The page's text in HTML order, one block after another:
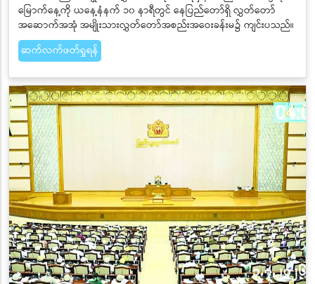
မြောက်နေ့ကို ယနေ့နံနက် ၁၀ နာရီတွင် နေပြည်တော်ရှိ လွှတ်တော်
အဆောက်အအုံ အမျိုးသားလွှတ်တော်အစည်းအဝေးခန်းမ၌ ကျင်းပသည်။
ဆက်လက်ဖတ်ရှုရန်